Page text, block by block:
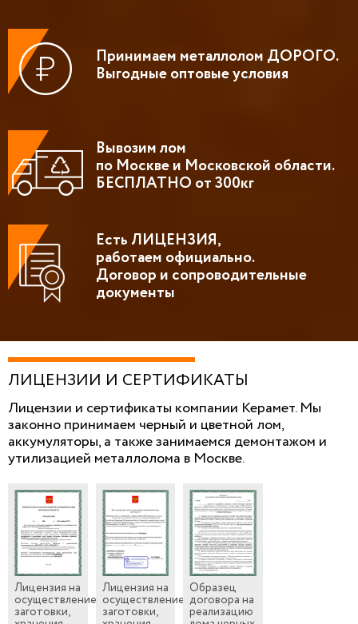
Принимаем металлолом ДОРОГО.
Выгодные оптовые условия
Вывозим лом
по Москве и Московской области.
БЕСПЛАТНО от 300кг
Есть ЛИЦЕНЗИЯ,
работаем официально.
Договор и сопроводительные
документы
ЛИЦЕНЗИИ И СЕРТИФИКАТЫ
Лицензии и сертификаты компании Керамет. Мы
законно принимаем черный и цветной лом,
аккумуляторы, а также занимаемся демонтажом и
утилизацией металлолома в Москве.
Лицензия на
осуществление
заготовки,
Лицензия на
осуществление
заготовки,
Образец
договора на
реализацию